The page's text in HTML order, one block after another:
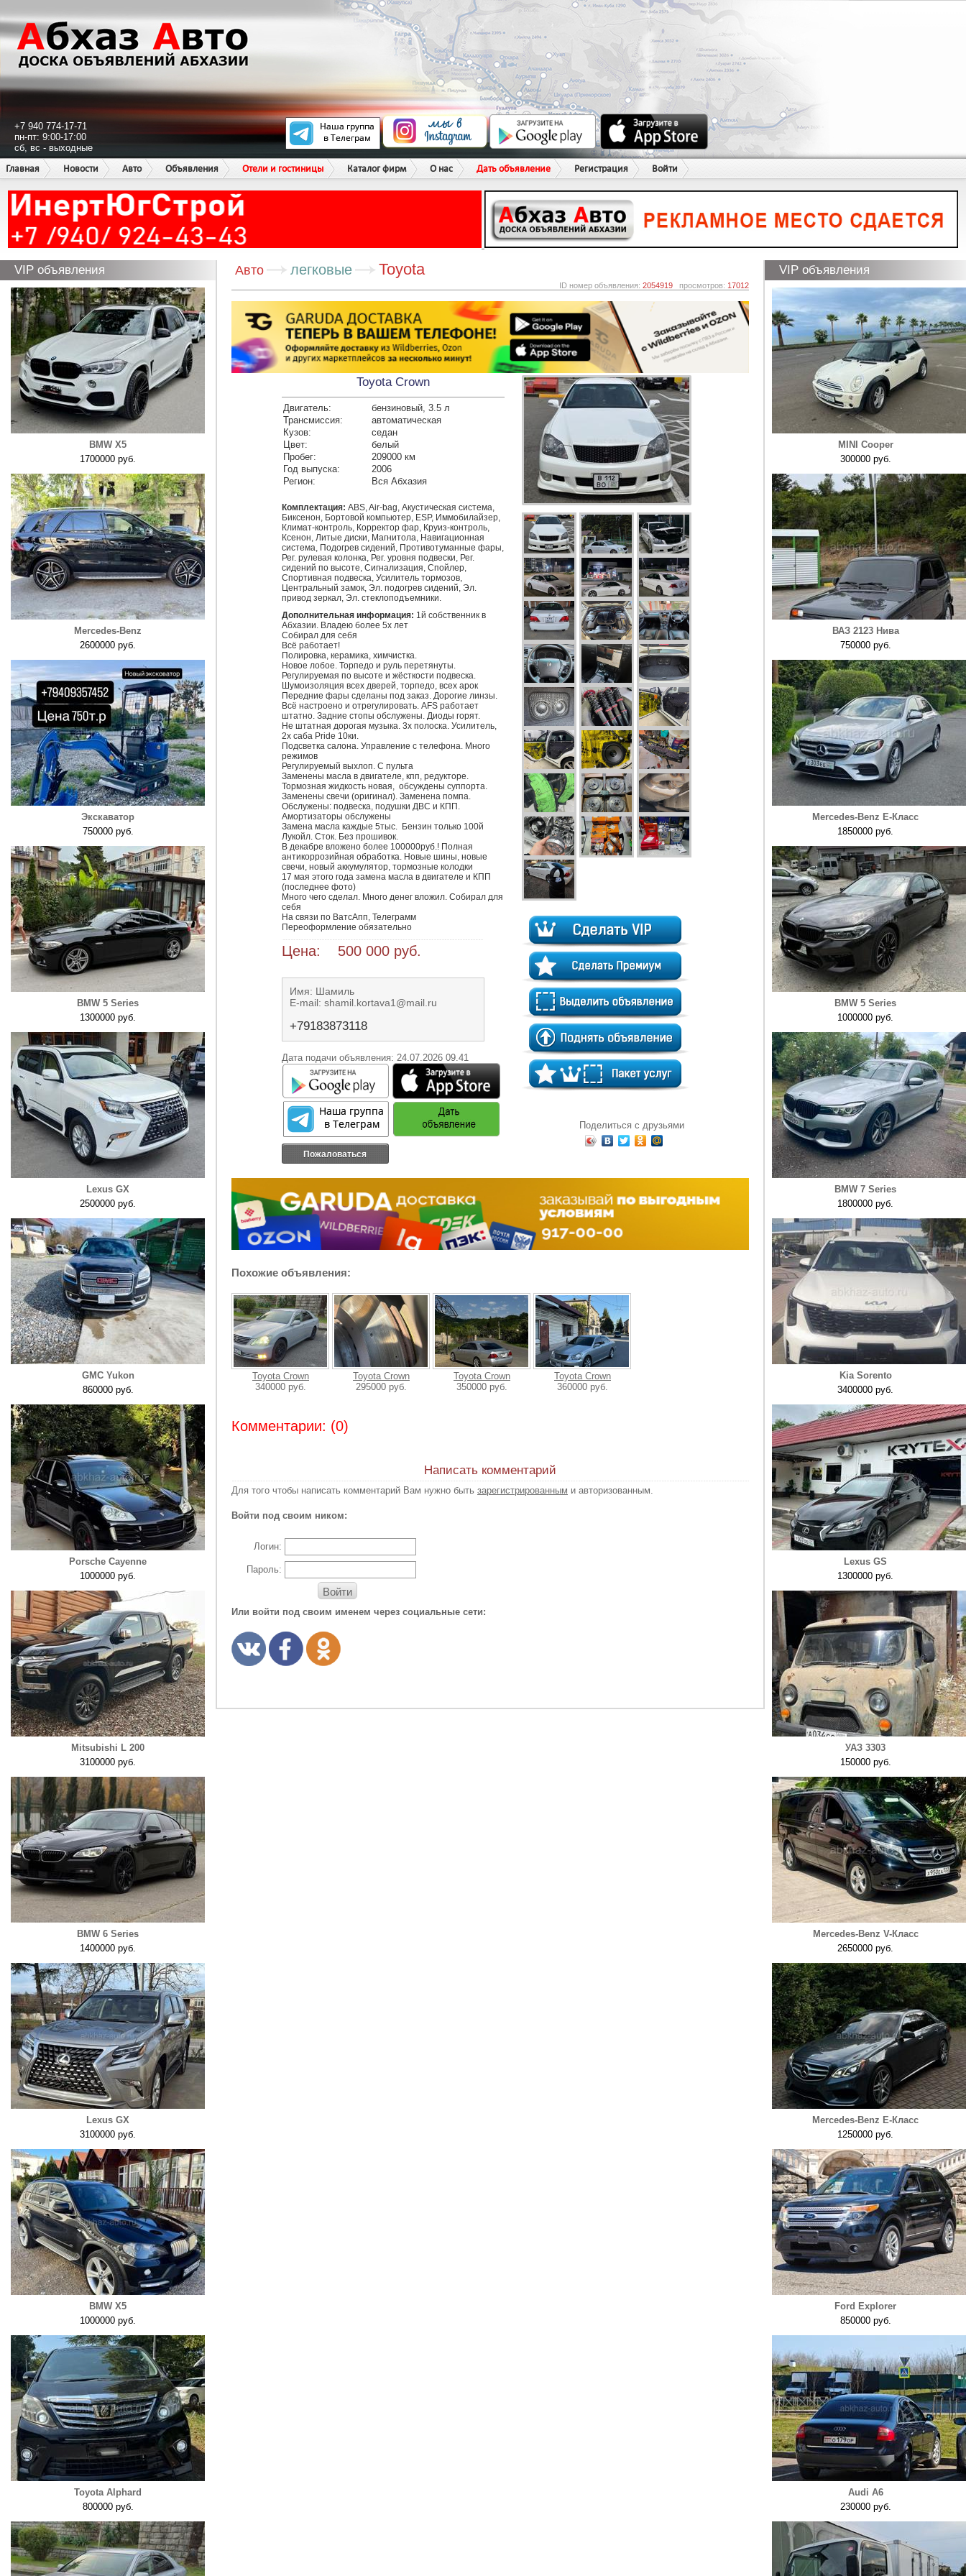
+7 940 774-17-71
пн-пт: 9:00-17:00
сб, вс - выходные
Главная
Новости Авто Объявления Отели и гостиницы Каталог фирм О нас Дать объявление Регистрация Войти
VIP объявления
BMW X5
1700000 руб.
Mercedes-Benz
2600000 руб.
Экскаватор
750000 руб.
BMW 5 Series
1300000 руб.
Lexus GX
2500000 руб.
GMC Yukon
860000 руб.
Porsche Cayenne
1000000 руб.
Mitsubishi L 200
3100000 руб.
BMW 6 Series
1400000 руб.
Lexus GX
3100000 руб.
BMW X5
1000000 руб.
Toyota Alphard
800000 руб.
Авто легковые Toyota
ID номер объявления: 2054919 просмотров: 17012
Toyota Crown
Двигатель:
бензиновый, 3.5 л
Трансмиссия:
автоматическая
Кузов:
седан
Цвет:
белый
Пробег:
209000 км
Год выпуска:
2006
Регион:
Вся Абхазия
Комплектация: ABS, Air-bag, Акустическая система,
Биксенон, Бортовой компьютер, ESP, Иммобилайзер,
Климат-контроль, Корректор фар, Круиз-контроль,
Ксенон, Литые диски, Магнитола, Навигационная
система, Подогрев сидений, Противотуманные фары,
Рег. рулевая колонка, Рег. уровня подвески, Рег.
сидений по высоте, Сигнализация, Спойлер,
Спортивная подвеска, Усилитель тормозов,
Центральный замок, Эл. подогрев сидений, Эл.
привод зеркал, Эл. стеклоподъемники.
Дополнительная информация: 1й собственник в
Абхазии. Владею более 5х лет
Собирал для себя
Всё работает!
Полировка, керамика, химчистка.
Новое лобое. Торпедо и руль перетянуты.
Регулируемая по высоте и жёсткости подвеска.
Шумоизоляция всех дверей, торпедо, всех арок
Передние фары сделаны под заказ. Дорогие линзы.
Всё настроено и отрегулировать. AFS работает
штатно. Задние стопы обслужены. Диоды горят.
Не штатная дорогая музыка. 3х полоска. Усилитель,
2х саба Pride 10ки.
Подсветка салона. Управление с телефона. Много
режимов
Регулируемый выхлоп. С пульта
Заменены масла в двигателе, кпп, редукторе.
Тормозная жидкость новая,  обсуждены суппорта.
Заменены свечи (оригинал). Заменена помпа.
Обслужены: подвеска, подушки ДВС и КПП.
Амортизаторы обслужены
Замена масла каждые 5тыс.  Бензин только 100й
Лукойл. Сток. Без прошивок.
В декабре вложено более 100000руб.! Полная
антикоррозийная обработка. Новые шины, новые
свечи, новый аккумулятор, тормозные колодки
17 мая этого года замена масла в двигателе и КПП
(последнее фото)
Много чего сделал. Много денег вложил. Собирал для
себя
На связи по ВатсАпп, Телеграмм
Переоформление обязательно
Цена: 500 000 руб.
Имя: Шамиль
E-mail: shamil.kortava1@mail.ru
+79183873118
Дата подачи объявления: 24.07.2026 09.41
Пожаловаться
Поделиться с друзьями
Похожие объявления:
Toyota Crown
340000 руб.
Toyota Crown
295000 руб.
Toyota Crown
350000 руб.
Toyota Crown
360000 руб.
Комментарии: (0)
Написать комментарий
Для того чтобы написать комментарий Вам нужно быть зарегистрированным и авторизованным.
Войти под своим ником:
Логин:
Пароль:
Войти
Или войти под своим именем через социальные сети:
VIP объявления
MINI Cooper
300000 руб.
ВАЗ 2123 Нива
750000 руб.
Mercedes-Benz E-Класс
1850000 руб.
BMW 5 Series
1000000 руб.
BMW 7 Series
1800000 руб.
Kia Sorento
3400000 руб.
Lexus GS
1300000 руб.
УАЗ 3303
150000 руб.
Mercedes-Benz V-Класс
2650000 руб.
Mercedes-Benz E-Класс
1250000 руб.
Ford Explorer
850000 руб.
Audi A6
230000 руб.